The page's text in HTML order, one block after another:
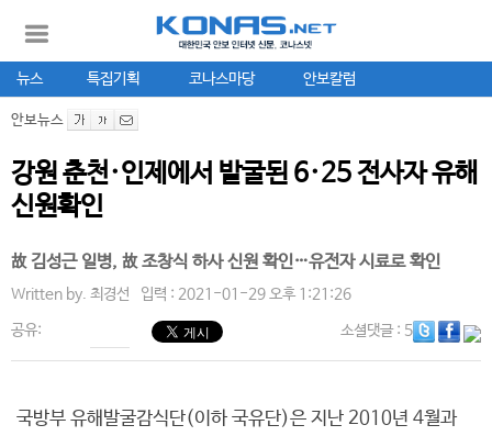
뉴스 특집기획 코나스마당 안보칼럼
안보뉴스
강원 춘천·인제에서 발굴된 6·25 전사자 유해
신원확인
故 김성근 일병, 故 조창식 하사 신원 확인…유전자 시료로 확인
Written by. 최경선 입력 : 2021-01-29 오후 1:21:26
공유: 소셜댓글: 5
국방부 유해발굴감식단(이하 국유단)은 지난 2010년 4월과